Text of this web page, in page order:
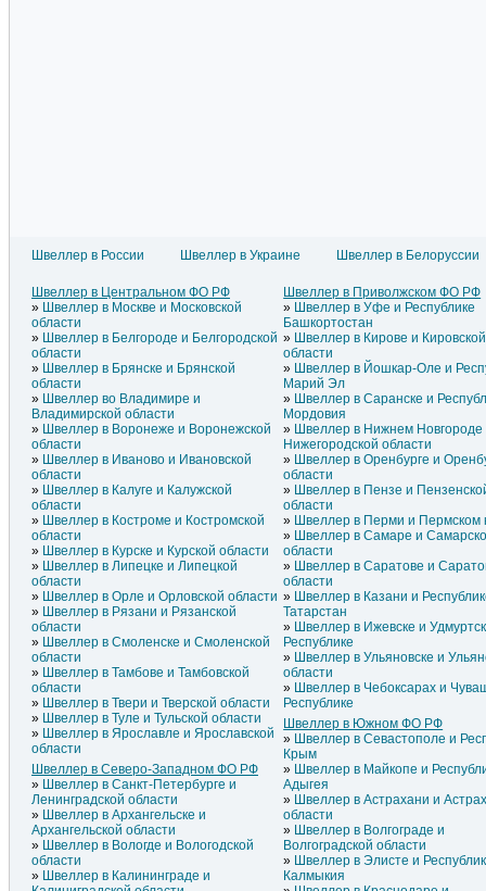
Швеллер в России Швеллер в Украине
Швеллер в Белоруссии
Швеллер в Латвии
Швеллер в Эстонии
Швеллер в Молдавии
Швеллер в Армении
Швеллер в Греции
Швеллер в Грузии
Швеллер в Центральном ФО РФ
Швеллер в Москве и Московской
области
Швеллер в Белгороде и Белгородской
области
Швеллер в Брянске и Брянской
области
Швеллер во Владимире и
Владимирской области
Швеллер в Воронеже и Воронежской
области
Швеллер в Иваново и Ивановской
области
Швеллер в Калуге и Калужской
области
Швеллер в Костроме и Костромской
области
Швеллер в Курске и Курской области
Швеллер в Липецке и Липецкой
области
Швеллер в Орле и Орловской области
Швеллер в Рязани и Рязанской
области
Швеллер в Смоленске и Смоленской
области
Швеллер в Тамбове и Тамбовской
области
Швеллер в Твери и Тверской области
Швеллер в Туле и Тульской области
Швеллер в Ярославле и Ярославской
области
Швеллер в Северо-Западном ФО РФ
Швеллер в Санкт-Петербурге и
Ленинградской области
Швеллер в Архангельске и
Архангельской области
Швеллер в Вологде и Вологодской
области
Швеллер в Калининграде и
Швеллер в Приволжском ФО РФ
Швеллер в Уфе и Республике
Башкортостан
Швеллер в Кирове и Кировской
области
Швеллер в Йошкар-Оле и
Марий Эл
Швеллер в Саранске и
Мордовия
Швеллер в Нижнем Новгороде
Нижегородской области
Швеллер в Оренбурге и
области
Швеллер в Пензе и
области
Швеллер в Перми и Пермском
Швеллер в Самаре и
области
Швеллер в Саратове и
области
Швеллер в Казани и
Татарстан
Швеллер в Ижевске и
Республике
Швеллер в Ульяновске и
области
Швеллер в Чебоксарах и
Республике
Швеллер в Южном ФО РФ
Швеллер в Севастополе и
Крым
Швеллер в Майкопе и
Адыгея
Швеллер в Астрахани и
области
Швеллер в Волгограде и
Волгоградской области
Швеллер в Элисте и
Калмыкия